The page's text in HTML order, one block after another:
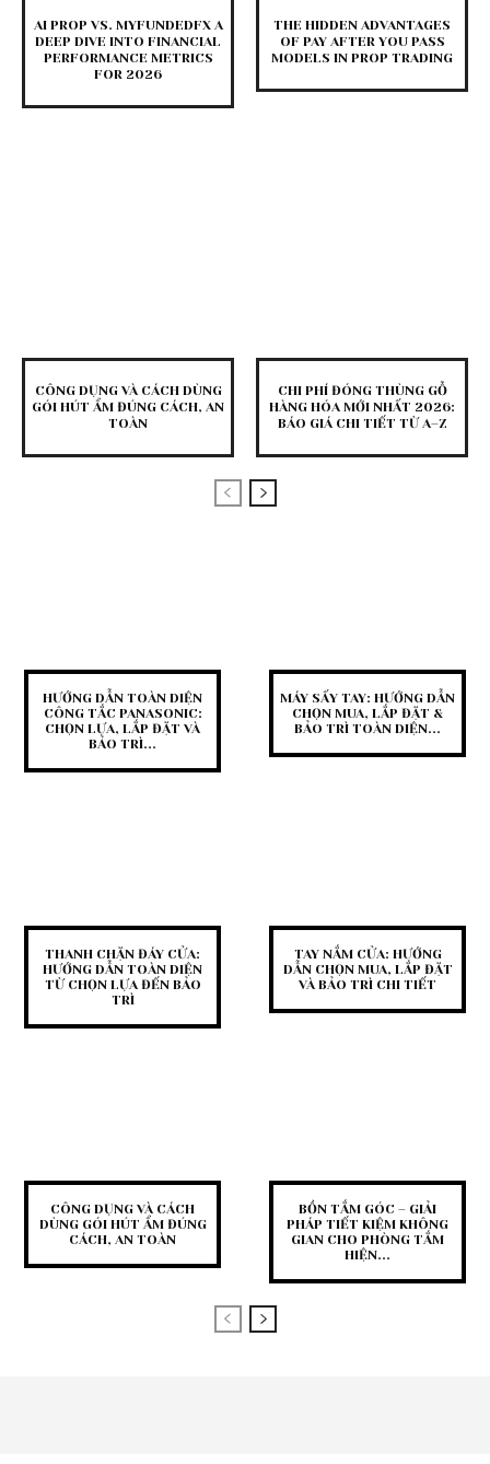
AI PROP VS. MYFUNDEDFX A
DEEP DIVE INTO FINANCIAL
PERFORMANCE METRICS
FOR 2026
THE HIDDEN ADVANTAGES
OF PAY AFTER YOU PASS
MODELS IN PROP TRADING
CÔNG DỤNG VÀ CÁCH DÙNG
GÓI HÚT ẨM ĐÚNG CÁCH, AN
TOÀN
CHI PHÍ ĐÓNG THÙNG GỖ
HÀNG HÓA MỚI NHẤT 2026:
BÁO GIÁ CHI TIẾT TỪ A–Z
HƯỚNG DẪN TOÀN DIỆN
CÔNG TẮC PANASONIC:
CHỌN LỰA, LẮP ĐẶT VÀ
BẢO TRÌ...
MÁY SẤY TAY: HƯỚNG DẪN
CHỌN MUA, LẮP ĐẶT &
BẢO TRÌ TOÀN DIỆN...
THANH CHẶN ĐÁY CỬA:
HƯỚNG DẪN TOÀN DIỆN
TỪ CHỌN LỰA ĐẾN BẢO
TRÌ
TAY NẮM CỬA: HƯỚNG
DẪN CHỌN MUA, LẮP ĐẶT
VÀ BẢO TRÌ CHI TIẾT
CÔNG DỤNG VÀ CÁCH
DÙNG GÓI HÚT ẨM ĐÚNG
CÁCH, AN TOÀN
BỒN TẮM GÓC – GIẢI
PHÁP TIẾT KIỆM KHÔNG
GIAN CHO PHÒNG TẮM
HIỆN...